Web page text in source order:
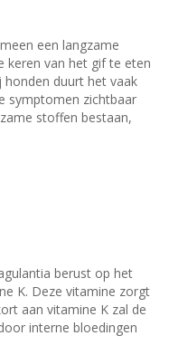
een langzame
keren van het gif te eten
duurt het vaak
symptomen zichtbaar
stoffen bestaan,
berust op het
K. Deze vitamine zorgt
aan vitamine K zal de
interne bloedingen